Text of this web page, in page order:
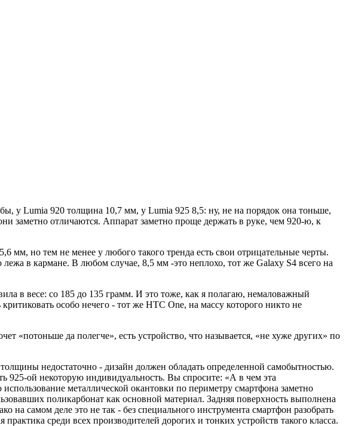
у Lumia 920 толщина 10,7 мм, у Lumia 925 8,5: ну, не на порядок она тоньше,
заметно отличаются. Аппарат заметно проще держать в руке, чем 920-ю, к
мм, но тем не менее у любого такого тренда есть свои отрицательные черты.
в кармане. В любом случае, 8,5 мм -это неплохо, тот же Galaxy S4 всего на
в весе: со 185 до 135 грамм. И это тоже, как я полагаю, немаловажный
особо нечего - тот же НТС One, на массу которого никто не
«потоньше да полегче», есть устройство, что называется, «не хуже других» по
недостаточно - дизайн должен обладать определенной самобытностью.
925-ой некоторую индивидуальность. Вы спросите: «А в чем эта
металлической окантовки по периметру смартфона заметно
поликарбонат как основной материал. Задняя поверхность выполнена
на самом деле это не так - без специального инструмента смартфон разобрать
среди всех производителей дорогих и тонких устройств такого класса.